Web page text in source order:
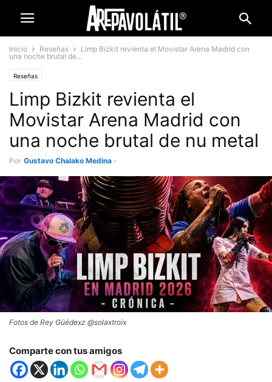
Inicio Reseñas
Limp Bizkit revienta el Movistar Arena Madrid con
una noche brutal de...
Reseñas
Limp Bizkit revienta el
Movistar Arena Madrid con
una noche brutal de nu metal
Por Gustavo Chalako Medina -
Fotos de Rey Güédexz @solaxtroix
Comparte con tus amigos